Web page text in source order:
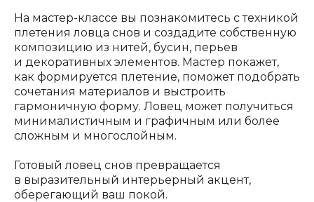
На мастер-классе вы познакомитесь с техникой
плетения ловца снов и создадите собственную
композицию из нитей, бусин, перьев
и декоративных элементов. Мастер покажет,
как формируется плетение, поможет подобрать
сочетания материалов и выстроить
гармоничную форму. Ловец может получиться
минималистичным и графичным или более
сложным и многослойным.
Готовый ловец снов превращается
в выразительный интерьерный акцент,
оберегающий ваш покой.
ОГРН1257700129720
ООО «Глобал Ивент Солюшнс»